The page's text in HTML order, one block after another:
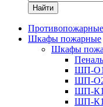
Найти
Шкафы пожарные
Шкафы
ШП-
ШП-
ШП-
ШП-